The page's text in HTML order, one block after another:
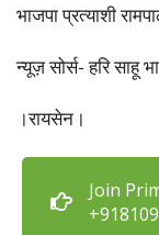
भाजपा प्रत्याशी
न्यूज़ सोर्स- हरि साहू
।रायसेन।
Join